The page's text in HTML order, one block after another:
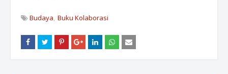
Budaya Buku Kolaborasi